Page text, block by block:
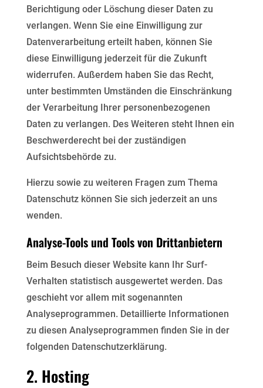
Berichtigung oder Löschung dieser Daten zu
verlangen. Wenn Sie eine Einwilligung zur
Datenverarbeitung erteilt haben, können Sie
diese Einwilligung jederzeit für die Zukunft
widerrufen. Außerdem haben Sie das Recht,
unter bestimmten Umständen die Einschränkung
der Verarbeitung Ihrer personenbezogenen
Daten zu verlangen. Des Weiteren steht Ihnen ein
Beschwerderecht bei der zuständigen
Aufsichtsbehörde zu.
Hierzu sowie zu weiteren Fragen zum Thema
Datenschutz können Sie sich jederzeit an uns
wenden.
Analyse-Tools und Tools von Drittanbietern
Beim Besuch dieser Website kann Ihr Surf-
Verhalten statistisch ausgewertet werden. Das
geschieht vor allem mit sogenannten
Analyseprogrammen. Detaillierte Informationen
zu diesen Analyseprogrammen finden Sie in der
folgenden Datenschutzerklärung.
2. Hosting